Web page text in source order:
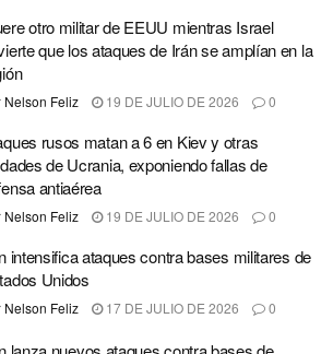
otro militar de EEUU mientras Israel
que los ataques de Irán se amplían en la
Nelson Feliz 19 DE JULIO DE 2026 0
rusos matan a 6 en Kiev y otras
de Ucrania, exponiendo fallas de
antiaérea
Nelson Feliz 19 DE JULIO DE 2026 0
intensifica ataques contra bases militares de
Unidos
Nelson Feliz 17 DE JULIO DE 2026 0